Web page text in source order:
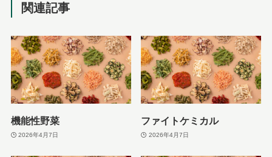
関連記事
機能性野菜
2026年4月7日
ファイトケミカル
2026年4月7日